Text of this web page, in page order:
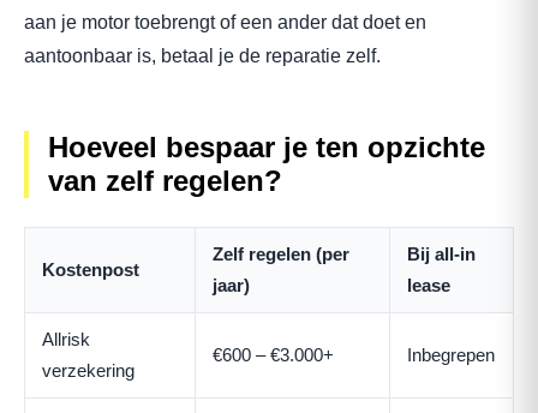
aan je motor toebrengt of een ander dat doet en
aantoonbaar is, betaal je de reparatie zelf.
Hoeveel bespaar je ten opzichte
van zelf regelen?
Kostenpost
Zelf regelen (per
jaar)
Bij all-in
lease
Allrisk
verzekering
€600 – €3.000+ Inbegrepen